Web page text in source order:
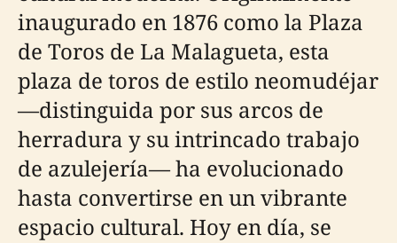
inaugurado en 1876 como la Plaza
de Toros de La Malagueta, esta
plaza de toros de estilo neomudéjar
—distinguida por sus arcos de
herradura y su intrincado trabajo
de azulejería— ha evolucionado
hasta convertirse en un vibrante
espacio cultural. Hoy en día, se